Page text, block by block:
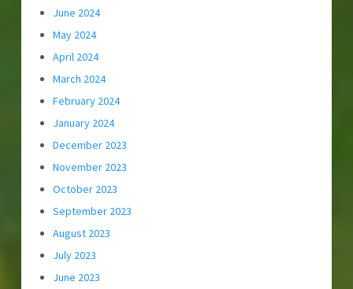
June 2024
May 2024
April 2024
March 2024
February 2024
January 2024
December 2023
November 2023
October 2023
September 2023
August 2023
July 2023
June 2023